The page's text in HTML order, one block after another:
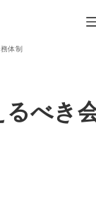
体制
べき